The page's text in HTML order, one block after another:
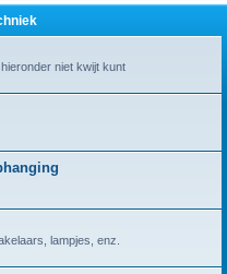
niet kwijt kunt
lampjes, enz.